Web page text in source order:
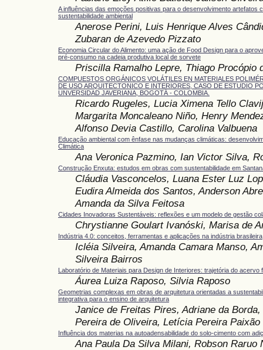
A influências das emoções positivas para o desenvolvimento artefatos
sustentabilidade ambiental
Anerose Perini, Luis Henrique Alves
Zubaran de Azevedo Pizzato
Economia Circular do Alimento: uma ação de Food Design para o
pré-consumo na cadeia produtiva local de sorvete
Priscilla Ramalho Lepre, Thiago Procópio
COMPUESTOS ORGÁNICOS VOLÁTILES EN MATERIALES
DE USO ARQUITECTONICO E INTERIORES, CASO DE ESTUDIO
UNVERSIDAD JAVERIANA, BOGOTÁ - COLOMBIA.
Ricardo Rugeles, Lucia Ximena Tello
Margarita Moncaleano Niño, Henry
Alfonso Devia Castillo, Carolina Valbuena
Educação ambiental com ênfase nas mudanças climáticas:
Climática
Ana Veronica Pazmino, Ian Victor Silva,
Construção Enxuta: estudos em obras com sustentabilidade em
Cláudia Vasconcelos, Luana Ester Luz
Eudira Almeida dos Santos, Anderson
Amanda da Silva Feitosa
Cidades Inovadoras Sustentáveis: reflexões e um modelo de gestão
Chrystianne Goulart Ivanóski, Marisa de
Indústria 4.0: conceitos, ferramentas e aplicações na indústria brasileira
Icléia Silveira, Amanda Camara Manso,
Silveira Bairros
Laboratório de Materiais para Design de Interiores: trajetória do acervo
Áurea Luiza Raposo, Silvia Raposo
Geometrias complexas em obras de arquitetura orientadas a
integrativa para o ensino de arquitetura
Janice de Freitas Pires, Adriane da Borda,
Pereira de Oliveira, Letícia Pereira Paixão
Influência dos materias na autoadensabilidade do solo-cimento com
Ana Paula Da Silva Milani, Robson Raruo